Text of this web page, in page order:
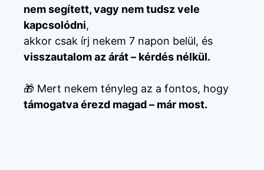
nem segített, vagy nem tudsz vele
kapcsolódni,
akkor csak írj nekem 7 napon belül, és
visszautalom az árát – kérdés nélkül.
🎁 Mert nekem tényleg az a fontos, hogy
támogatva érezd magad – már most.